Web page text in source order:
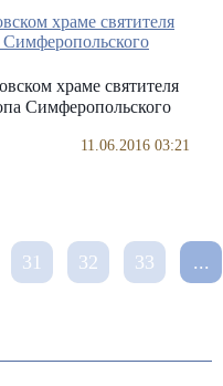
храме святителя
Симферопольского
11.06.2016 03:21
31 32 33 ...